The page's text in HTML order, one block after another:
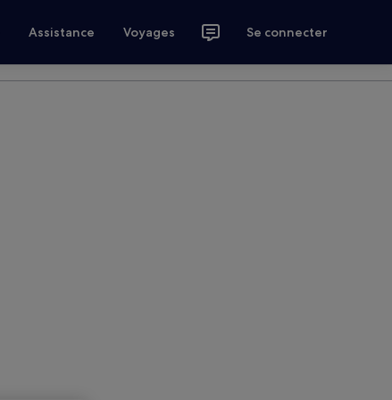
Assistance Voyages Se connecter